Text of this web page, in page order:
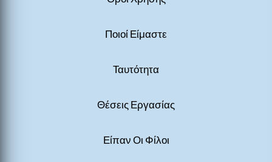
Ποιοί Είμαστε
Ταυτότητα
Θέσεις Εργασίας
Είπαν Οι Φίλοι